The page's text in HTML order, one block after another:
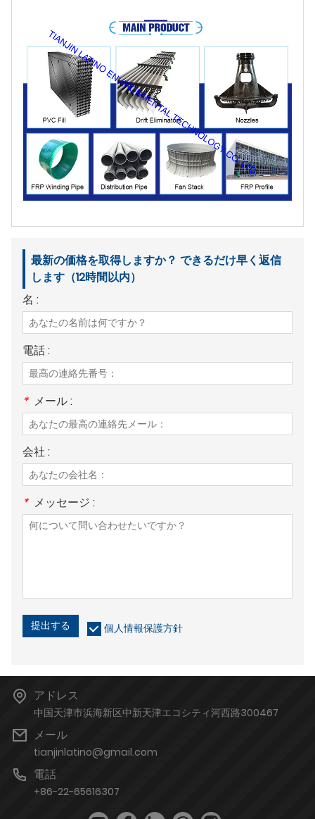
最新の価格を取得しますか？ できるだけ早く返信
します（12時間以内）
名 :
電話 :
* メール :
会社 :
* メッセージ :
提出する 個人情報保護方針
アドレス
中国天津市浜海新区中新天津エコシティ河西路300467
メール
tianjinlatino@gmail.com
電話
+86-22-65616307